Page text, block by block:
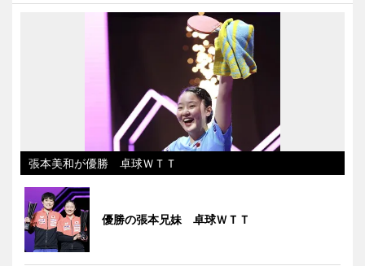
張本美和が優勝 卓球ＷＴＴ
優勝の張本兄妹 卓球ＷＴＴ